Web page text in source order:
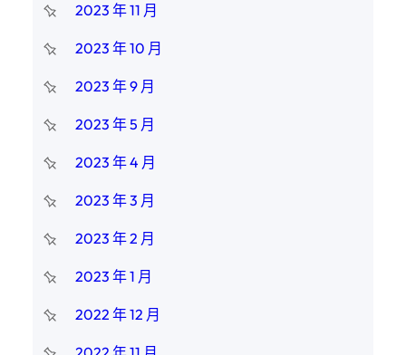
2023 年 11 月
2023 年 10 月
2023 年 9 月
2023 年 5 月
2023 年 4 月
2023 年 3 月
2023 年 2 月
2023 年 1 月
2022 年 12 月